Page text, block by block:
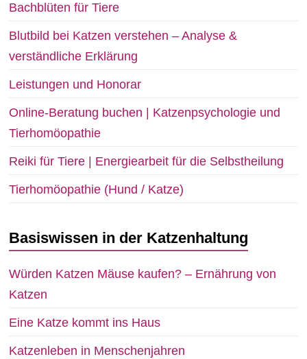
Bachblüten für Tiere
Blutbild bei Katzen verstehen – Analyse &
verständliche Erklärung
Leistungen und Honorar
Online-Beratung buchen | Katzenpsychologie und
Tierhomöopathie
Reiki für Tiere | Energiearbeit für die Selbstheilung
Tierhomöopathie (Hund / Katze)
Basiswissen in der Katzenhaltung
Würden Katzen Mäuse kaufen? – Ernährung von
Katzen
Eine Katze kommt ins Haus
Katzenleben in Menschenjahren